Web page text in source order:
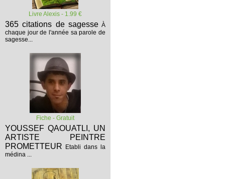
Livre Alexis - 1.99 €
365 citations de sagesse À
chaque jour de l'année sa parole de
sagesse...
Fiche - Gratuit
YOUSSEF QAOUATLI, UN
ARTISTE PEINTRE
PROMETTEUR
Etabli dans la
médina ...